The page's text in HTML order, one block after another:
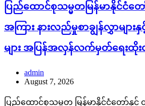
ပြည်ထောင်စုသမ္မတမြန်မာနိုင်ငံတ
အကြား နားလည်မှုစာချွန်လွှာမျာ
များ အပြန်အလှန်လက်မှတ်ရေး
admin
August 7, 2026
ပြည်ထောင်စုသမ္မတ မြန်မာနိုင်ငံတော်နှင့်